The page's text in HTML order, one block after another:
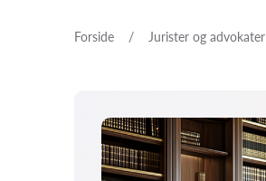
Forside Jurister og advokater